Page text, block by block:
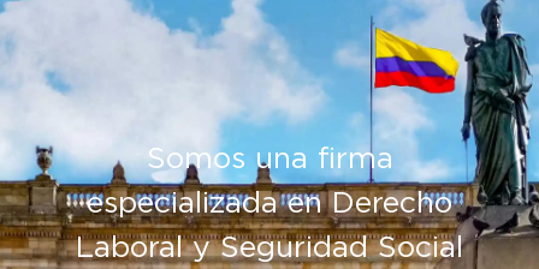
Somos una firma
especializada en Derecho
Laboral y Seguridad Social